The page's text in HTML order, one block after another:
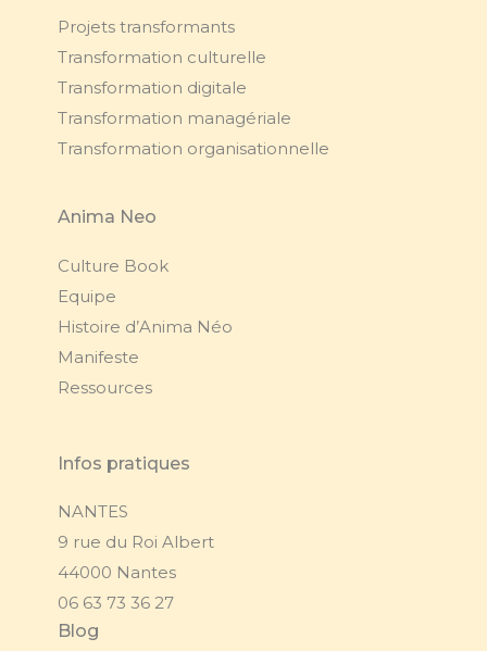
Projets transformants
Transformation culturelle
Transformation digitale
Transformation managériale
Transformation organisationnelle
Anima Neo
Culture Book
Equipe
Histoire d’Anima Néo
Manifeste
Ressources
Infos pratiques
NANTES
9 rue du Roi Albert
44000 Nantes
06 63 73 36 27
Blog